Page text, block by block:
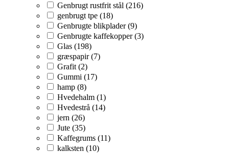
Genbrugt rustfrit stål (216)
genbrugt tpe (18)
Genbrugte blikplader (9)
Genbrugte kaffekopper (3)
Glas (198)
græspapir (7)
Grafit (2)
Gummi (17)
hamp (8)
Hvedehalm (1)
Hvedestrå (14)
jern (26)
Jute (35)
Kaffegrums (11)
kalksten (10)